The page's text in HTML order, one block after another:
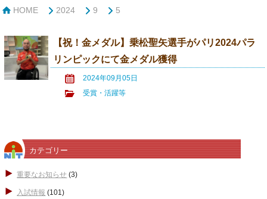
HOME 2024 9 5
【祝！金メダル】乗松聖矢選手がパリ2024パラ
リンピックにて金メダル獲得
2024年09月05日
受賞・活躍等
カテゴリー
重要なお知らせ (3)
入試情報 (101)